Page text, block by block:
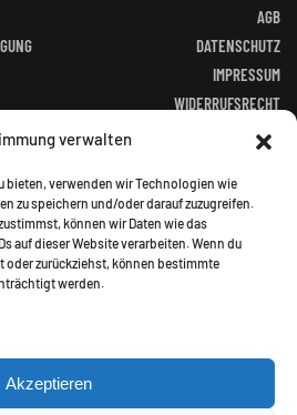
verwalten
bieten, verwenden wir Technologien wie
zu speichern und/oder darauf zuzugreifen.
können wir Daten wie das
auf dieser Website verarbeiten. Wenn du
zurückziehst, können bestimmte
werden.
Akzeptieren
AGB
DATENSCHUTZ
IMPRESSUM
WIDERRUFSRECHT
ALTGERÄTEVERORDNUNG